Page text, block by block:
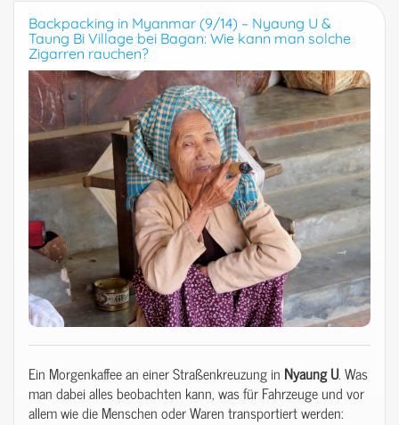
Backpacking in Myanmar (9/14) – Nyaung U &
Taung Bi Village bei Bagan: Wie kann man solche
Zigarren rauchen?
Ein Morgenkaffee an einer Straßenkreuzung in NyaungU. Was
man dabei alles beobachten kann, was für Fahrzeuge und vor
allem wie die Menschen oder Waren transportiert werden: